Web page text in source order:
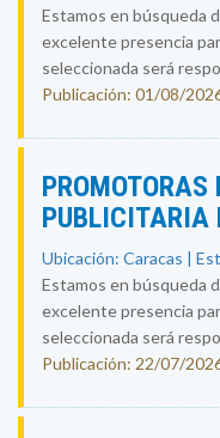
Estamos en búsqueda
excelente presencia
seleccionada será
Publicación: 01/08/
PROMOTORAS
PUBLICITARIA
Ubicación: Caracas |
Estamos en búsqueda
excelente presencia
seleccionada será
Publicación: 22/07/